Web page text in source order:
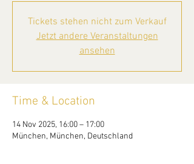
Tickets stehen nicht zum Verkauf
Jetzt andere Veranstaltungen
ansehen
Time & Location
14 Nov 2025, 16:00 – 17:00
München, München, Deutschland